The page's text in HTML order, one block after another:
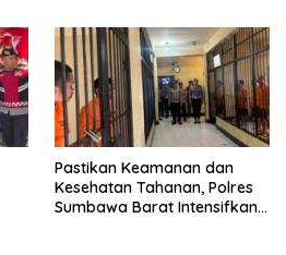
Pastikan Keamanan dan
Kesehatan Tahanan, Polres
Sumbawa Barat Intensifkan